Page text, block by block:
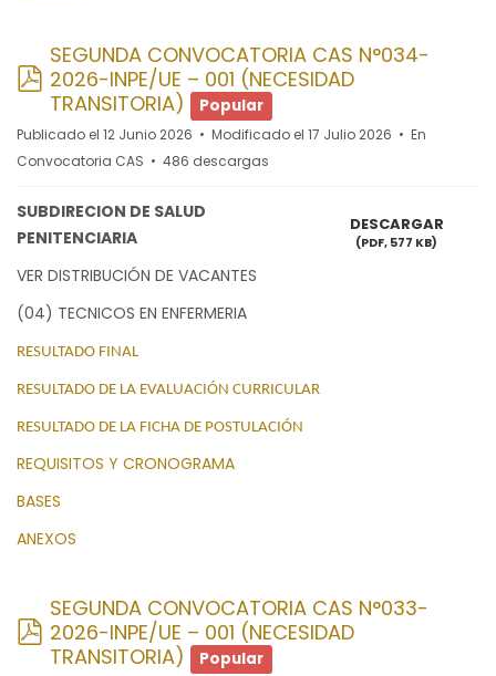
pdf
SEGUNDA CONVOCATORIA CAS N°034-
2026-INPE/UE – 001 (NECESIDAD
TRANSITORIA)
Popular
Publicado el 12 Junio 2026 Modificado el 17 Julio 2026
En
Convocatoria CAS
486 descargas
DESCARGAR
(PDF, 577 KB)
SUBDIRECION DE SALUD
PENITENCIARIA
VER DISTRIBUCIÓN DE VACANTES
(04) TECNICOS EN ENFERMERIA
RESULTADO FINAL
RESULTADO DE LA EVALUACIÓN CURRICULAR
RESULTADO DE LA FICHA DE POSTULACIÓN
REQUISITOS Y CRONOGRAMA
BASES
ANEXOS
pdf
SEGUNDA CONVOCATORIA CAS N°033-
2026-INPE/UE – 001 (NECESIDAD
TRANSITORIA)
Popular